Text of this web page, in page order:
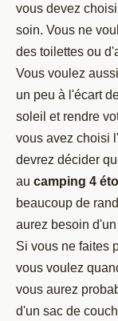
vous devez
soin. Vous ne
des toilettes ou
Vous voulez
un peu à l'écart
soleil et rendre
vous avez choisi
devrez décider
au camping 4
beaucoup de
aurez besoin
Si vous ne faites
vous voulez
vous aurez
d'un sac de